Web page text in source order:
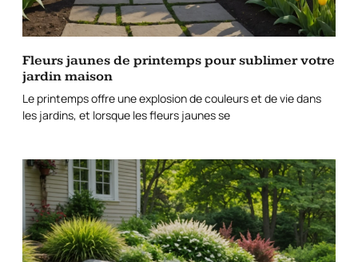
Fleurs jaunes de printemps pour sublimer votre
jardin maison
Le printemps offre une explosion de couleurs et de vie dans
les jardins, et lorsque les fleurs jaunes se